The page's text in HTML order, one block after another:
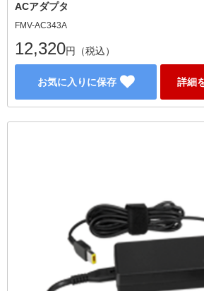
ACアダプタ
FMV-AC343A
12,320円（税込）
お気に入りに保存 詳細